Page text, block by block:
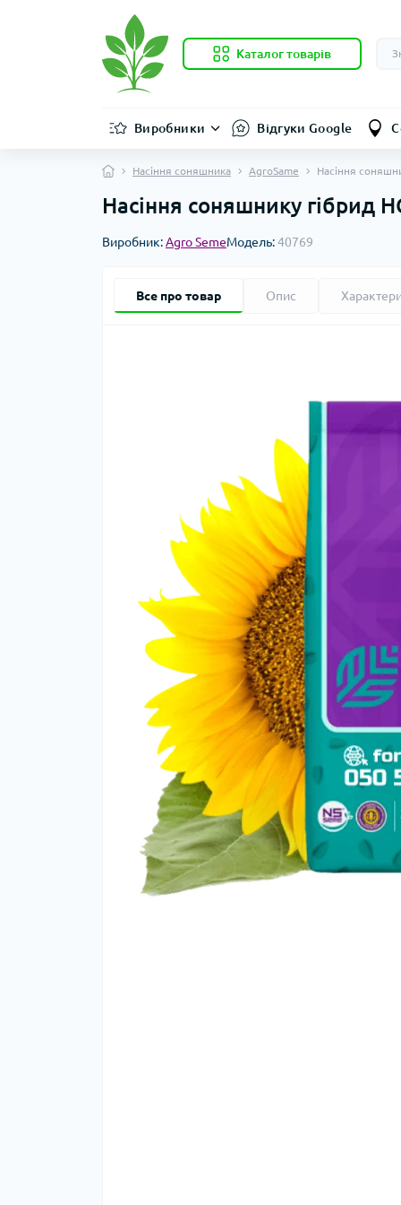
Каталог товарів
Виробники Відгуки Google
Насіння соняшника AgroSame Насіння
Насіння соняшнику гібрид
Виробник:Agro SemeМодель:40769
Все про товар Опис